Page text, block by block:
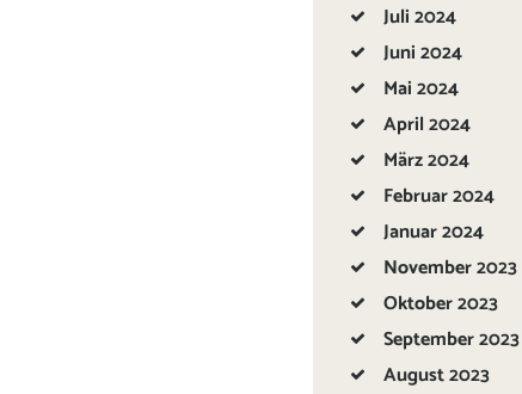
Juli2024
Juni2024
Mai2024
April2024
März2024
Februar2024
Januar2024
November2023
Oktober2023
September2023
August2023